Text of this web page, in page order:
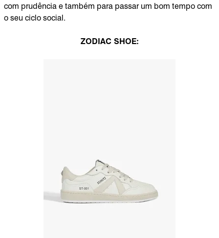
com prudência e também para passar um bom tempo com
o seu ciclo social.
ZODIAC SHOE: